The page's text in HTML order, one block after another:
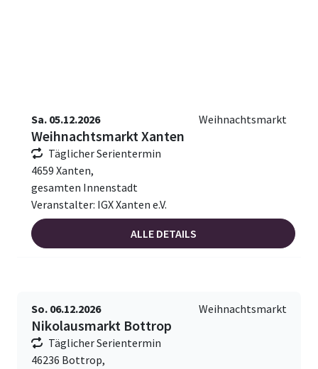
Sa. 05.12.2026 Weihnachtsmarkt
Weihnachtsmarkt Xanten
Täglicher Serientermin
4659 Xanten,
gesamten Innenstadt
Veranstalter: IGX Xanten e.V.
ALLE DETAILS
So. 06.12.2026 Weihnachtsmarkt
Nikolausmarkt Bottrop
Täglicher Serientermin
46236 Bottrop,